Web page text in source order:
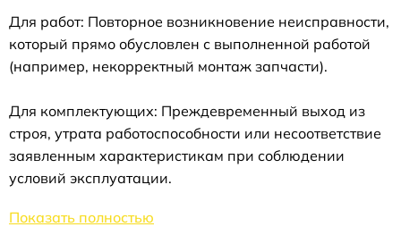
Для работ: Повторное возникновение неисправности,
который прямо обусловлен с выполненной работой
(например, некорректный монтаж запчасти).
Для комплектующих: Преждевременный выход из
строя, утрата работоспособности или несоответствие
заявленным характеристикам при соблюдении
условий эксплуатации.
Показать полностью